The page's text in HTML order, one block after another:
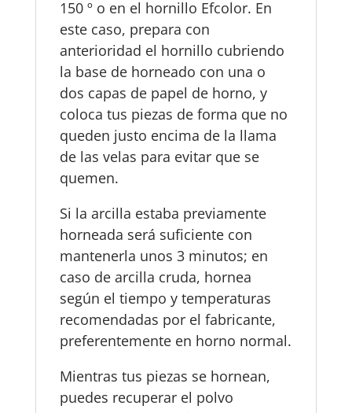
150 º o en el hornillo Efcolor. En
este caso, prepara con
anterioridad el hornillo cubriendo
la base de horneado con una o
dos capas de papel de horno, y
coloca tus piezas de forma que no
queden justo encima de la llama
de las velas para evitar que se
quemen.
Si la arcilla estaba previamente
horneada será suficiente con
mantenerla unos 3 minutos; en
caso de arcilla cruda, hornea
según el tiempo y temperaturas
recomendadas por el fabricante,
preferentemente en horno normal.
Mientras tus piezas se hornean,
puedes recuperar el polvo